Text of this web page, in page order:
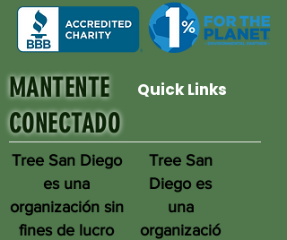
MANTENTE
CONECTADO
Quick Links
Tree San Diego
es una
organización sin
fines de lucro
Tree San
Diego es
una
organizació